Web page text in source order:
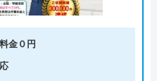
金０円